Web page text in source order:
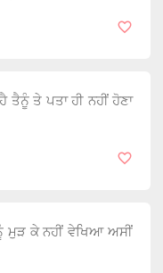
ਤੇ ਪਤਾ ਹੀ ਨਹੀਂ ਹੋਣਾ
ਮੁੜ ਕੇ ਨਹੀਂ ਵੇਖਿਆ ਅਸੀਂ